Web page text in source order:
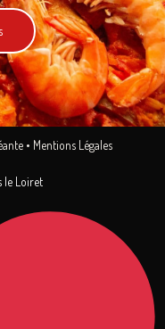
• Mentions Légales
le Loiret